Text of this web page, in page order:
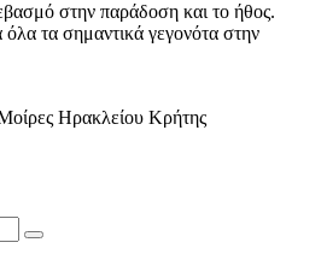
στην παράδοση και το ήθος.
τα σημαντικά γεγονότα στην
Ηρακλείου Κρήτης